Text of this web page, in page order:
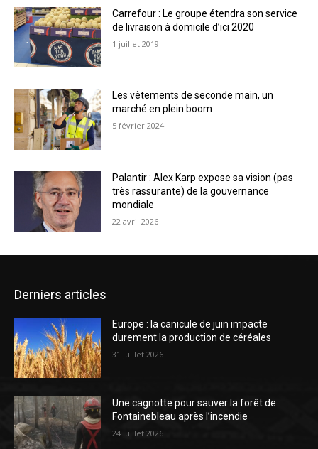
Carrefour : Le groupe étendra son service
de livraison à domicile d’ici 2020
1 juillet 2019
Les vêtements de seconde main, un
marché en plein boom
5 février 2024
Palantir : Alex Karp expose sa vision (pas
très rassurante) de la gouvernance
mondiale
22 avril 2026
Derniers articles
Europe : la canicule de juin impacte
durement la production de céréales
31 juillet 2026
Une cagnotte pour sauver la forêt de
Fontainebleau après l’incendie
24 juillet 2026